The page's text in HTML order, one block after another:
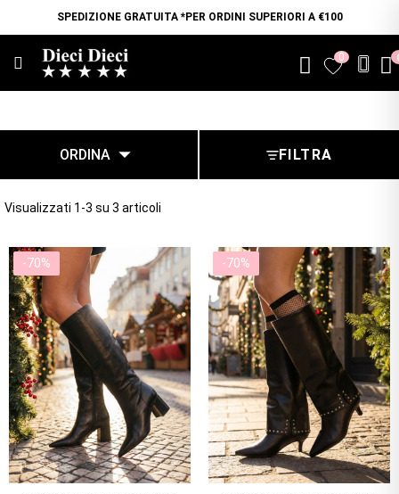
SPEDIZIONE GRATUITA *PER ORDINI SUPERIORI A €100
favorite0
ORDINA FILTRA
Visualizzati 1-3 su 3 articoli
-70% -70%